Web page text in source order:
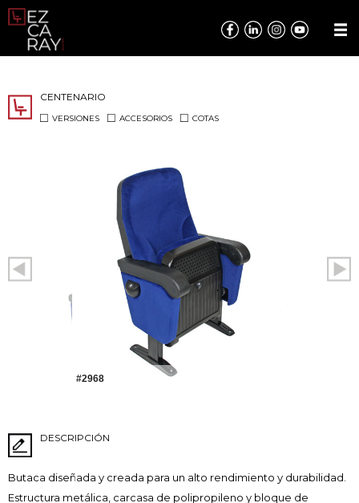
CENTENARIO
VERSIONES ACCESORIOS COTAS
#2968
DESCRIPCIÓN
Butaca diseñada y creada para un alto rendimiento y durabilidad.
Estructura metálica, carcasa de polipropileno y bloque de